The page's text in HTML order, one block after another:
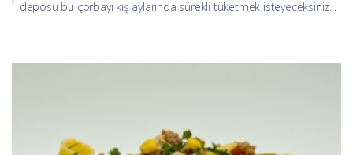
deposu bu çorbayı kış aylarında sürekli tüketmek isteyeceksiniz...